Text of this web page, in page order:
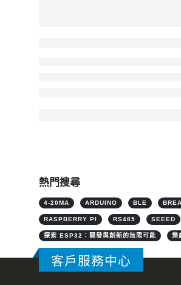
熱門搜尋
4-20MA ARDUINO BLE
RASPBERRY PI RS485 SEEED
探索 ESP32：開發與創新的無限可能 樂
客戶服務中心